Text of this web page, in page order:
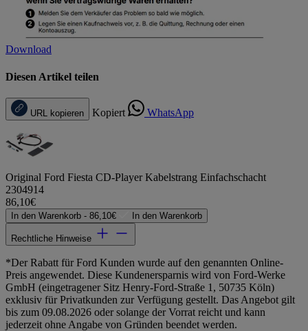
Download
Diesen Artikel teilen
URL kopieren Kopiert WhatsApp
Original Ford Fiesta CD-Player Kabelstrang Einfachschacht
2304914
86,10€
In den Warenkorb - 86,10€ In den Warenkorb
Rechtliche Hinweise
*Der Rabatt für Ford Kunden wurde auf den genannten Online-
Preis angewendet. Diese Kundenersparnis wird von Ford-Werke
GmbH (eingetragener Sitz Henry-Ford-Straße 1, 50735 Köln)
exklusiv für Privatkunden zur Verfügung gestellt. Das Angebot gilt
bis zum 09.08.2026 oder solange der Vorrat reicht und kann
jederzeit ohne Angabe von Gründen beendet werden.